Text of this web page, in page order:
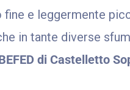
e leggermente
in tante diverse
di Castelletto